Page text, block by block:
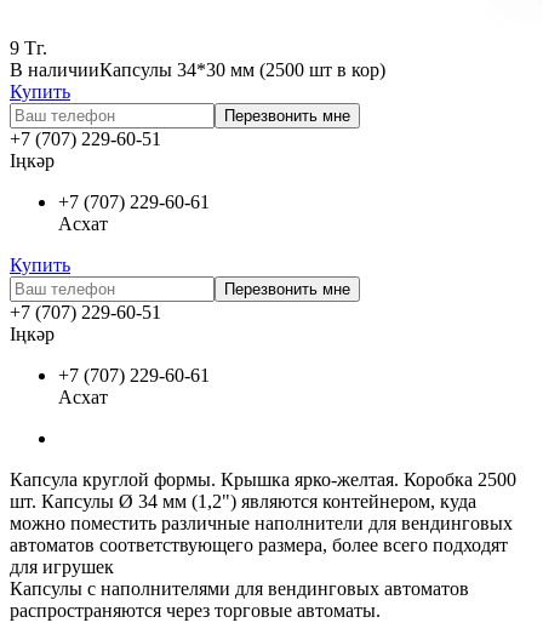
9 Тг.
В наличииКапсулы 34*30 мм (2500 шт в кор)
Купить
Перезвонить мне
+7 (707) 229-60-51
Іңкәр
+7 (707) 229-60-61
Асхат
Купить
Перезвонить мне
+7 (707) 229-60-51
Іңкәр
+7 (707) 229-60-61
Асхат
Капсула круглой формы. Крышка ярко-желтая. Коробка 2500
шт. Капсулы Ø 34 мм (1,2") являются контейнером, куда
можно поместить различные наполнители для вендинговых
автоматов соответствующего размера, более всего подходят
для игрушек
Капсулы с наполнителями для вендинговых автоматов
распространяются через торговые автоматы.